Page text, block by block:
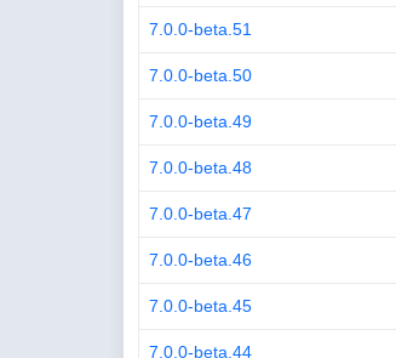
7.0.0-beta.51
7.0.0-beta.50
7.0.0-beta.49
7.0.0-beta.48
7.0.0-beta.47
7.0.0-beta.46
7.0.0-beta.45
7.0.0-beta.44